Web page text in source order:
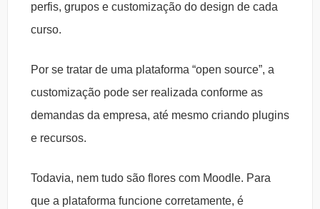
perfis, grupos e customização do design de cada
curso.
Por se tratar de uma plataforma “open source”, a
customização pode ser realizada conforme as
demandas da empresa, até mesmo criando plugins
e recursos.
Todavia, nem tudo são flores com Moodle. Para
que a plataforma funcione corretamente, é